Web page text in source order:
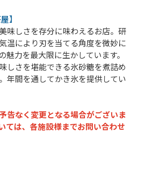
】
味しさを存分に味わえるお店。研
温により刃を当てる角度を微妙に
魅力を最大限に生かしています。
しさを堪能できる氷砂糖を煮詰め
年間を通してかき氷を提供してい
告なく変更となる場合がございま
ては、各施設様までお問い合わせ